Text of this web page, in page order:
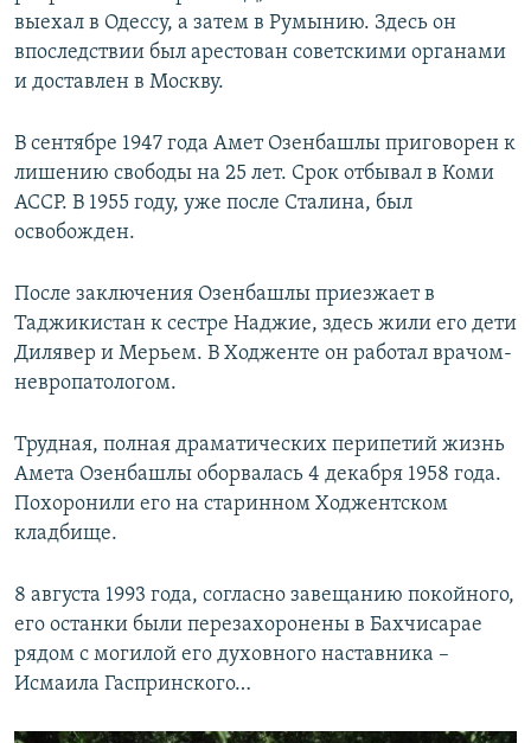
выехал в Одессу, а затем в Румынию. Здесь он
впоследствии был арестован советскими органами
и доставлен в Москву.
В сентябре 1947 года Амет Озенбашлы приговорен к
лишению свободы на 25 лет. Срок отбывал в Коми
АССР. В 1955 году, уже после Сталина, был
освобожден.
После заключения Озенбашлы приезжает в
Таджикистан к сестре Наджие, здесь жили его дети
Дилявер и Мерьем. В Ходженте он работал врачом-
невропатологом.
Трудная, полная драматических перипетий жизнь
Амета Озенбашлы оборвалась 4 декабря 1958 года.
Похоронили его на старинном Ходжентском
кладбище.
8 августа 1993 года, согласно завещанию покойного,
его останки были перезахоронены в Бахчисарае
рядом с могилой его духовного наставника –
Исмаила Гаспринского…